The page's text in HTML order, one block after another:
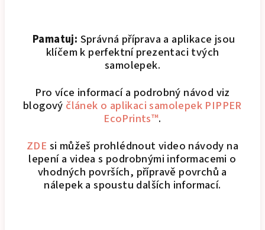
Pamatuj: Správná příprava a aplikace jsou
klíčem k perfektní prezentaci tvých
samolepek.
Pro více informací a podrobný návod viz
blogový článek o aplikaci samolepek PIPPER
EcoPrints™.
ZDE si můžeš prohlédnout video návody na
lepení a videa s podrobnými informacemi o
vhodných površích, přípravě povrchů a
nálepek a spoustu dalších informací.